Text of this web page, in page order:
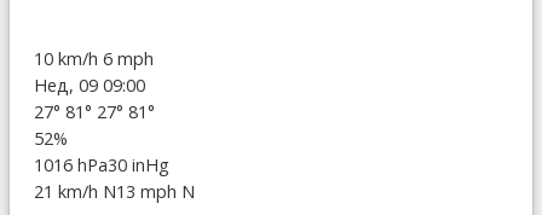
10 km/h 6 mph
Нед, 09 09:00
27° 81° 27° 81°
52%
1016 hPa30 inHg
21 km/h N13 mph N